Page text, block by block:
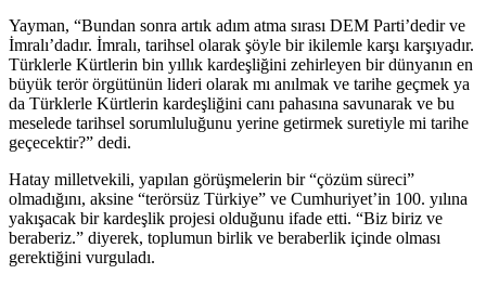
Yayman, “Bundan sonra artık adım atma sırası DEM Parti’dedir ve
İmralı’dadır. İmralı, tarihsel olarak şöyle bir ikilemle karşı karşıyadır.
Türklerle Kürtlerin bin yıllık kardeşliğini zehirleyen bir dünyanın en
büyük terör örgütünün lideri olarak mı anılmak ve tarihe geçmek ya
da Türklerle Kürtlerin kardeşliğini canı pahasına savunarak ve bu
meselede tarihsel sorumluluğunu yerine getirmek suretiyle mi tarihe
geçecektir?” dedi.
Hatay milletvekili, yapılan görüşmelerin bir “çözüm süreci”
olmadığını, aksine “terörsüz Türkiye” ve Cumhuriyet’in 100. yılına
yakışacak bir kardeşlik projesi olduğunu ifade etti. “Biz biriz ve
beraberiz.” diyerek, toplumun birlik ve beraberlik içinde olması
gerektiğini vurguladı.